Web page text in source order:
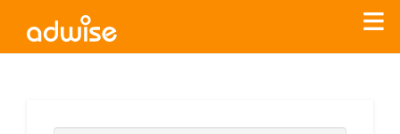
Уважаеми рекламодатели, с настоящото съобщение